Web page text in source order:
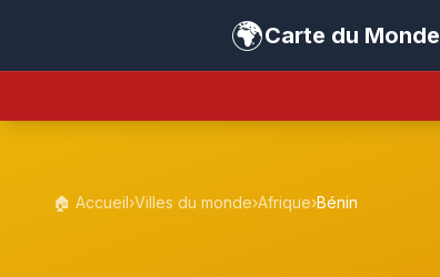
🌍Carte du Monde
🏠 Accueil›Villes du monde›Afrique›Bénin